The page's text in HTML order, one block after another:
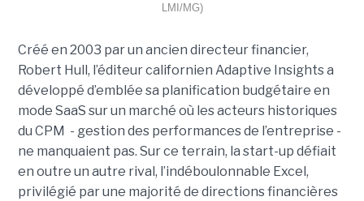
LMI/MG)
Créé en 2003 par un ancien directeur financier,
Robert Hull, l’éditeur californien Adaptive Insights a
développé d’emblée sa planification budgétaire en
mode SaaS sur un marché où les acteurs historiques
du CPM - gestion des performances de l’entreprise -
ne manquaient pas. Sur ce terrain, la start-up défiait
en outre un autre rival, l’indéboulonnable Excel,
privilégié par une majorité de directions financières